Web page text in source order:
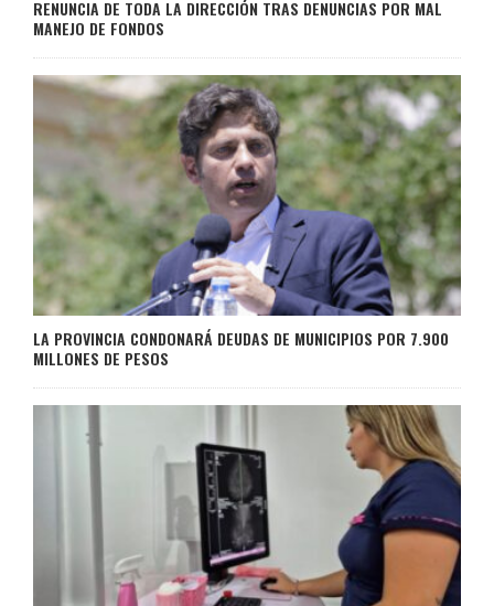
RENUNCIA DE TODA LA DIRECCIÓN TRAS DENUNCIAS POR MAL
MANEJO DE FONDOS
LA PROVINCIA CONDONARÁ DEUDAS DE MUNICIPIOS POR 7.900
MILLONES DE PESOS